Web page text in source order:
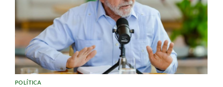
POLÍTICA